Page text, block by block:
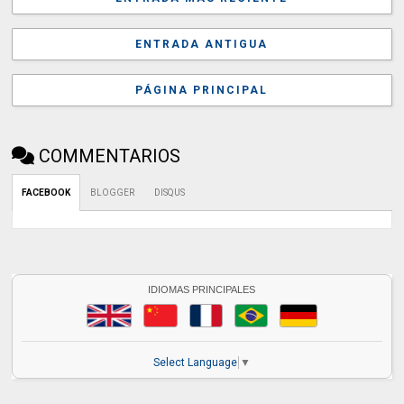
ENTRADA ANTIGUA
PÁGINA PRINCIPAL
COMMENTARIOS
FACEBOOK BLOGGER DISQUS
IDIOMAS PRINCIPALES
Select Language ▼